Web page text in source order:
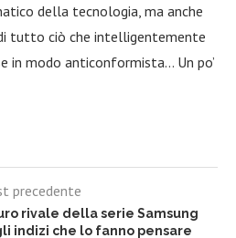
della tecnologia, ma anche
tutto ciò che intelligentemente
in modo anticonformista… Un po’
precedente
rivale della serie Samsung
indizi che lo fanno pensare